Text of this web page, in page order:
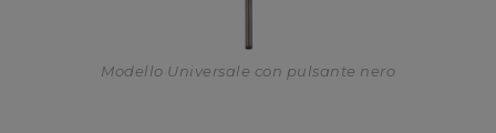
Modello Universale con pulsante nero